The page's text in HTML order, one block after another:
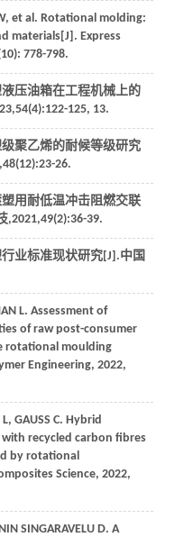
, et al. Rotational molding:
materials[J]. Express
778-798.
压油箱在工程机械上的
,54(4):122-125, 13.
聚乙烯的耐候等级研究
48(12):23-26.
用耐低温冲击阻燃交联
,2021,49(2):36-39.
业标准现状研究[J].中国
L. Assessment of
of raw post-consumer
rotational moulding
Engineering, 2022,
L, GAUSS C. Hybrid
recycled carbon fibres
by rotational
Science, 2022,
SINGARAVELU D. A